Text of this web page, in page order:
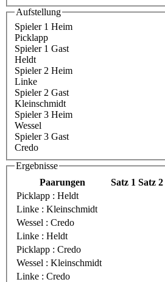
Aufstellung
Spieler 1 Heim
Picklapp
Spieler 1 Gast
Heldt
Spieler 2 Heim
Linke
Spieler 2 Gast
Kleinschmidt
Spieler 3 Heim
Wessel
Spieler 3 Gast
Credo
Ergebnisse
Paarungen
Satz 1 Satz 2
Picklapp : Heldt
Linke : Kleinschmidt
Wessel : Credo
Linke : Heldt
Picklapp : Credo
Wessel : Kleinschmidt
Linke : Credo